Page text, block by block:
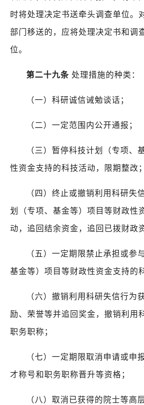
时将处理决定书送牵头调查单位。
部门移送的，应将处理决定书和调
位。
第二十九条 处理措施的种类：
（一）科研诚信诫勉谈话；
（二）一定范围内公开通报；
（三）暂停科技计划（专项、
性资金支持的科技活动，限期整改；
（四）终止或撤销利用科研失
划（专项、基金等）项目等财政性
动，追回结余资金，追回已拨财政
（五）一定期限禁止承担或参
基金等）项目等财政性资金支持的
（六）撤销利用科研失信行为
励、荣誉等并追回奖金，撤销利用
职务职称；
（七）一定期限取消申请或申
才称号和职务职称晋升等资格；
（八）取消已获得的院士等高